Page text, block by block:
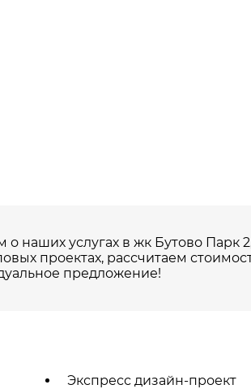
наших услугах в жк Бутово Парк
проектах, рассчитаем
предложение!
Экспресс дизайн-проект